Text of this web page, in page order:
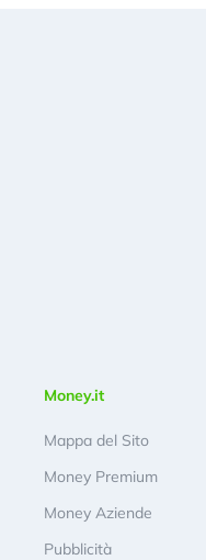
Money.it
Mappa del Sito
Money Premium
Money Aziende
Pubblicità